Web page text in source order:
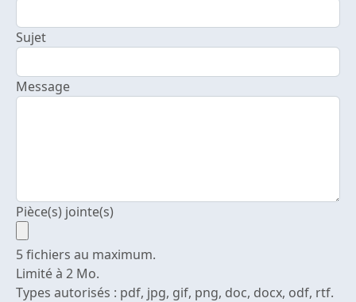
Sujet
Message
Pièce(s) jointe(s)
5 fichiers au maximum.
Limité à 2 Mo.
Types autorisés : pdf, jpg, gif, png, doc, docx, odf, rtf.